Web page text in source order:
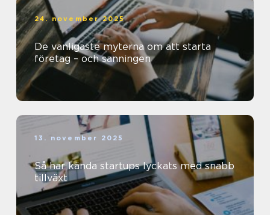
24. november 2025
De vanligaste myterna om att starta
företag – och sanningen
13. november 2025
Så har kända startups lyckats med snabb
tillväxt